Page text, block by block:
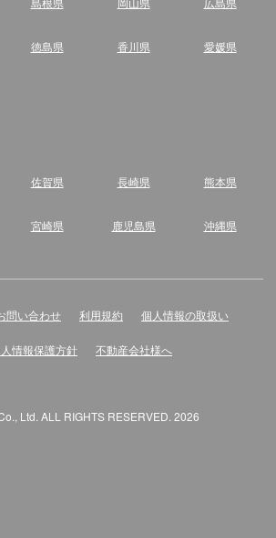
徳島県 香川県 愛媛県
佐賀県 長崎県 熊本県
宮崎県 鹿児島県 沖縄県
問い合わせ 利用規約 個人情報の取扱い
情報保護方針 不動産会社様へ
Ltd. ALL RIGHTS RESERVED. 2026